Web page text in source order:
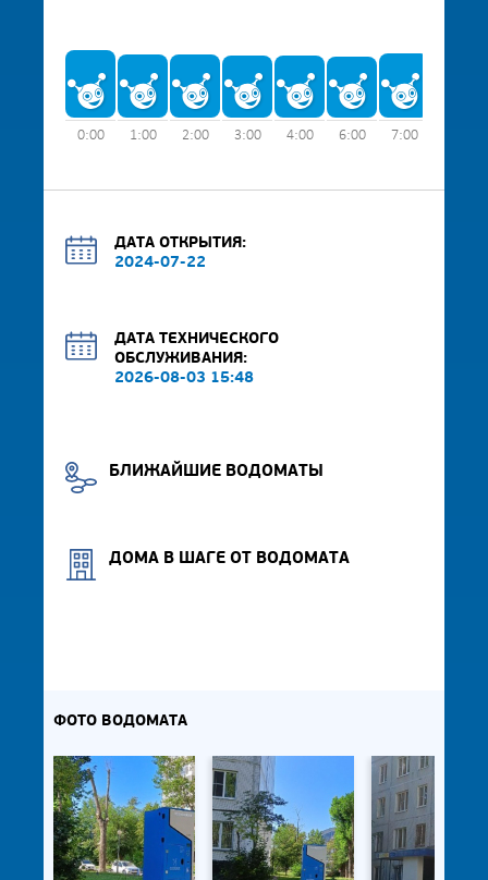
0:00 1:00 2:00 3:00 4:00 6:00 7:00
ДАТА ОТКРЫТИЯ:
2024-07-22
ДАТА ТЕХНИЧЕСКОГО
ОБСЛУЖИВАНИЯ:
2026-08-03 15:48
БЛИЖАЙШИЕ ВОДОМАТЫ
ДОМА В ШАГЕ ОТ ВОДОМАТА
ФОТО ВОДОМАТА